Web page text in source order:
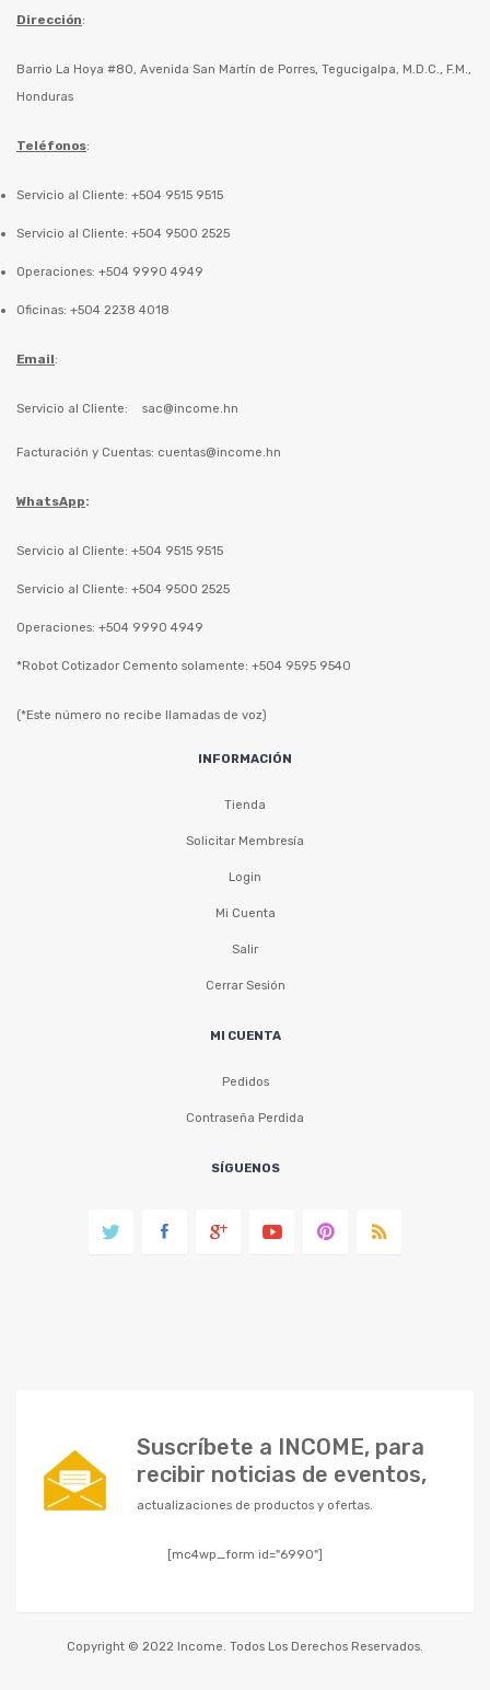
Dirección:
Barrio La Hoya #80, Avenida San Martín de Porres, Tegucigalpa, M.D.C., F.M.,
Honduras
Teléfonos:
Servicio al Cliente: +504 9515 9515
Servicio al Cliente: +504 9500 2525
Operaciones: +504 9990 4949
Oficinas: +504 2238 4018
Email:
Servicio al Cliente: sac@income.hn
Facturación y Cuentas: cuentas@income.hn
WhatsApp:
Servicio al Cliente: +504 9515 9515
Servicio al Cliente: +504 9500 2525
Operaciones: +504 9990 4949
*Robot Cotizador Cemento solamente: +504 9595 9540
(*Este número no recibe llamadas de voz)
INFORMACIÓN
Tienda
Solicitar Membresía
Login
Mi Cuenta
Salir
Cerrar Sesión
MI CUENTA
Pedidos
Contraseña Perdida
SÍGUENOS
Suscríbete a INCOME, para
recibir noticias de eventos,
actualizaciones de productos y ofertas.
[mc4wp_form id="6990"]
Copyright © 2022 Income. Todos Los Derechos Reservados.